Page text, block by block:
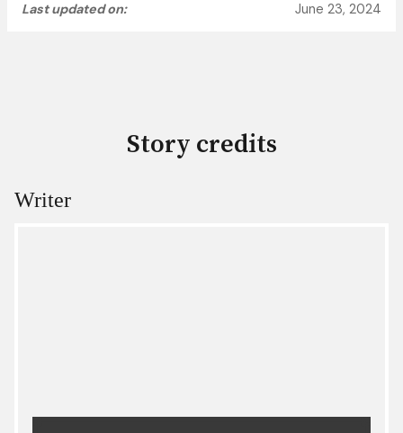
Last updated on: June 23, 2024
Story credits
Writer